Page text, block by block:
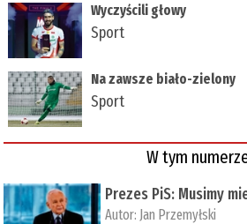
Wyczyścili głowy
Sport
Na zawsze biało-zielony
Sport
W tym
Prezes PiS: Musimy
Autor: Jan Przemyłski